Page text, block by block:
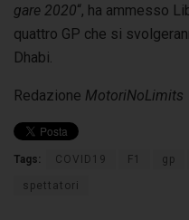
gare 2020“, ha ammesso
quattro GP che si
Dhabi.
Redazione MotoriNoLimits
Tags: COVID19 F1 gp
spettatori